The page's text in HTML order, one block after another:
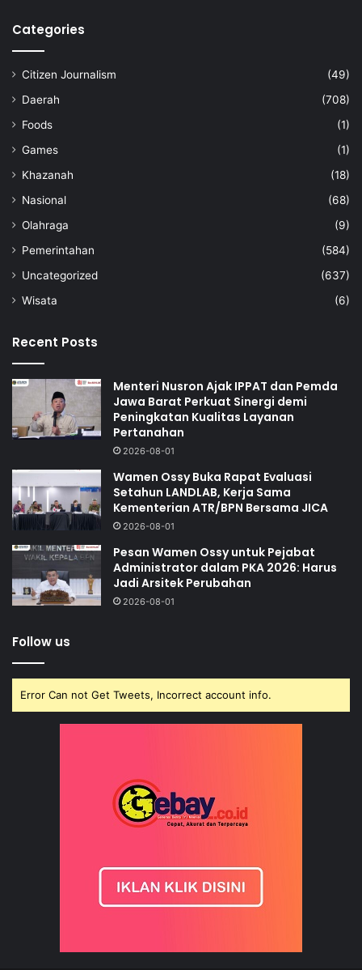
Categories
Citizen Journalism
(49)
Daerah
(708)
Foods
(1)
Games
(1)
Khazanah
(18)
Nasional
(68)
Olahraga
(9)
Pemerintahan
(584)
Uncategorized
(637)
Wisata
(6)
Recent Posts
Menteri Nusron Ajak IPPAT dan Pemda
Jawa Barat Perkuat Sinergi demi
Peningkatan Kualitas Layanan
Pertanahan
2026-08-01
Wamen Ossy Buka Rapat Evaluasi
Setahun LANDLAB, Kerja Sama
Kementerian ATR/BPN Bersama JICA
2026-08-01
Pesan Wamen Ossy untuk Pejabat
Administrator dalam PKA 2026: Harus
Jadi Arsitek Perubahan
2026-08-01
Follow us
Error Can not Get Tweets, Incorrect account info.